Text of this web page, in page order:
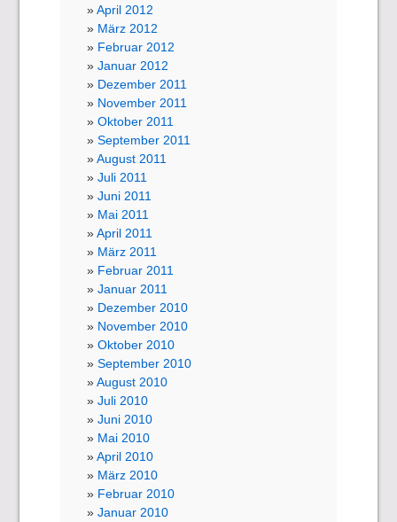
April 2012
März 2012
Februar 2012
Januar 2012
Dezember 2011
November 2011
Oktober 2011
September 2011
August 2011
Juli 2011
Juni 2011
Mai 2011
April 2011
März 2011
Februar 2011
Januar 2011
Dezember 2010
November 2010
Oktober 2010
September 2010
August 2010
Juli 2010
Juni 2010
Mai 2010
April 2010
März 2010
Februar 2010
Januar 2010